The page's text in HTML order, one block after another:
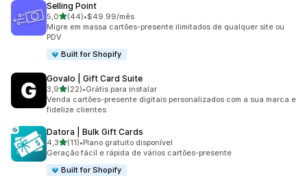
Selling Point
5,0de 5 estrelas
(44)
44 avaliações ao todo
•$49.99/mês
Migre em massa cartões-presente ilimitados de qualquer site ou
PDV
Built for Shopify
Govalo | Gift Card Suite
3,9de 5 estrelas
(22)
22 avaliações ao todo
•Grátis para instalar
Venda cartões-presente digitais personalizados com a sua marca e
fidelize clientes
Datora | Bulk Gift Cards
4,3de 5 estrelas
(11)
11 avaliações ao todo
•Plano gratuito disponível
Geração fácil e rápida de vários cartões-presente
Built for Shopify